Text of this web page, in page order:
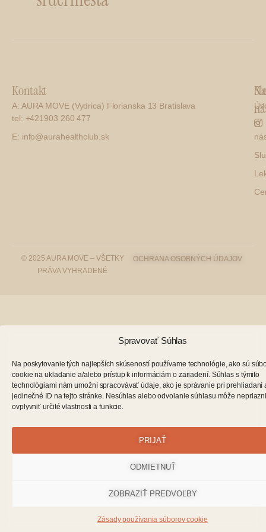
Spravovať Súhlas
Na poskytovanie tých najlepších skúseností používame technológie, ako sú
cookie na ukladanie a/alebo prístup k informáciám o zariadení. Súhlas s týmito
technológiami nám umožní spracovávať údaje, ako je správanie pri prehliadaní
jedinečné ID na tejto stránke. Nesúhlas alebo odvolanie súhlasu môže
ovplyvniť určité vlastnosti a funkcie.
PRIJAŤ
ODMIETNUŤ
ZOBRAZIŤ PREDVOĽBY
Zásady používania súborov cookie
Kontakt
A: AURA MOVE (Vydrica) Florianska 13 Bratislava
tel: +421903 260 477
E: info@aurahealthclub.sk
O
© 2025 AURA MOVE – VŠETKY
PRÁVA VYHRADENÉ
OCHRANA OSOBNÝCH ÚDAJOV